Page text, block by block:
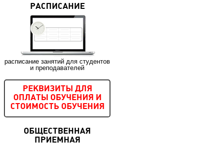
РАСПИСАНИЕ
расписание занятий для студентов
и преподавателей
РЕКВИЗИТЫ ДЛЯ
ОПЛАТЫ ОБУЧЕНИЯ И
СТОИМОСТЬ ОБУЧЕНИЯ
ОБЩЕСТВЕННАЯ
ПРИЕМНАЯ